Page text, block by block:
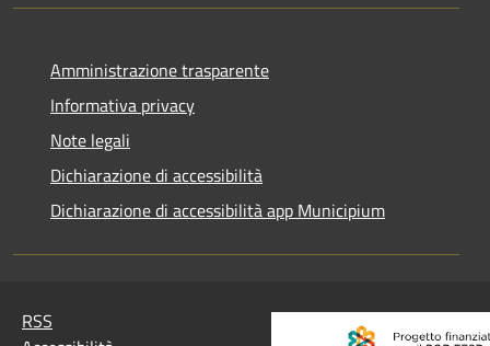
Amministrazione trasparente
Informativa privacy
Note legali
Dichiarazione di accessibilità
Dichiarazione di accessibilità app Municipium
RSS